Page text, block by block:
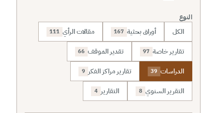
النوع
الكل أوراق بحثية 167 مقالات الرأي 111
تقارير خاصة 97 تقدير الموقف 66
الدراسات 39 تقارير مراكز الفكر 9
التقرير السنوي 8 التقارير 4